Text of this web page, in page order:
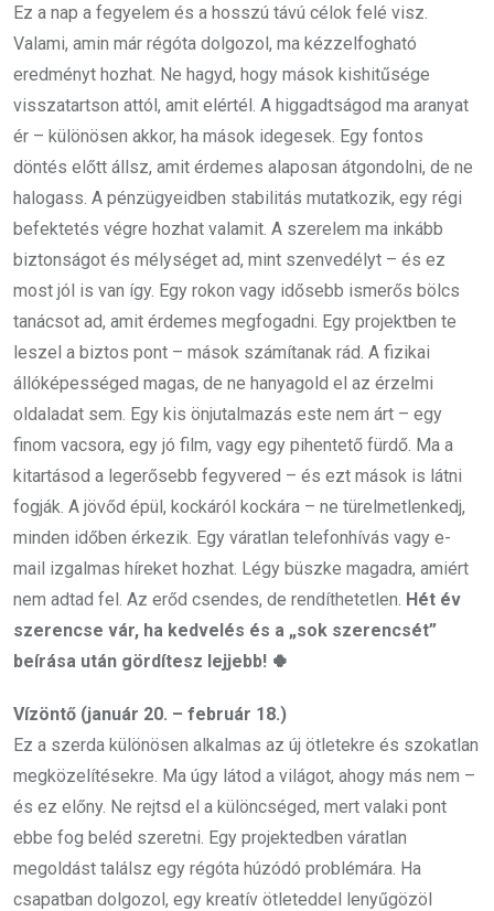
Ez a nap a fegyelem és a hosszú távú célok felé visz.
Valami, amin már régóta dolgozol, ma kézzelfogható
eredményt hozhat. Ne hagyd, hogy mások kishitűsége
visszatartson attól, amit elértél. A higgadtságod ma aranyat
ér – különösen akkor, ha mások idegesek. Egy fontos
döntés előtt állsz, amit érdemes alaposan átgondolni, de ne
halogass. A pénzügyeidben stabilitás mutatkozik, egy régi
befektetés végre hozhat valamit. A szerelem ma inkább
biztonságot és mélységet ad, mint szenvedélyt – és ez
most jól is van így. Egy rokon vagy idősebb ismerős bölcs
tanácsot ad, amit érdemes megfogadni. Egy projektben te
leszel a biztos pont – mások számítanak rád. A fizikai
állóképességed magas, de ne hanyagold el az érzelmi
oldaladat sem. Egy kis önjutalmazás este nem árt – egy
finom vacsora, egy jó film, vagy egy pihentető fürdő. Ma a
kitartásod a legerősebb fegyvered – és ezt mások is látni
fogják. A jövőd épül, kockáról kockára – ne türelmetlenkedj,
minden időben érkezik. Egy váratlan telefonhívás vagy e-
mail izgalmas híreket hozhat. Légy büszke magadra, amiért
nem adtad fel. Az erőd csendes, de rendíthetetlen. Hét év
szerencse vár, ha kedvelés és a „sok szerencsét”
beírása után gördítesz lejjebb! 🍀
Vízöntő (január 20. – február 18.)
Ez a szerda különösen alkalmas az új ötletekre és szokatlan
megközelítésekre. Ma úgy látod a világot, ahogy más nem –
és ez előny. Ne rejtsd el a különcséged, mert valaki pont
ebbe fog beléd szeretni. Egy projektedben váratlan
megoldást találsz egy régóta húzódó problémára. Ha
csapatban dolgozol, egy kreatív ötleteddel lenyűgözöl